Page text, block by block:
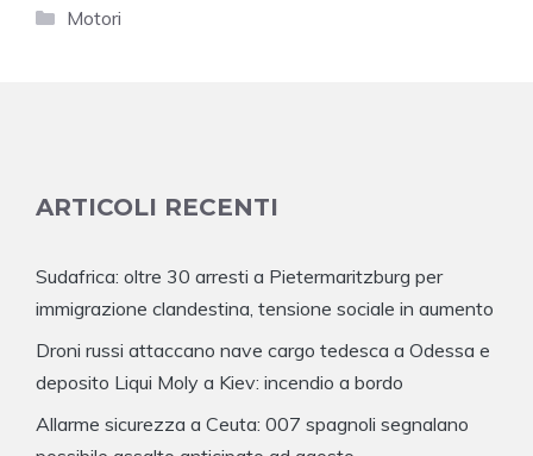
Categorie
Motori
ARTICOLI RECENTI
Sudafrica: oltre 30 arresti a Pietermaritzburg per
immigrazione clandestina, tensione sociale in aumento
Droni russi attaccano nave cargo tedesca a Odessa e
deposito Liqui Moly a Kiev: incendio a bordo
Allarme sicurezza a Ceuta: 007 spagnoli segnalano